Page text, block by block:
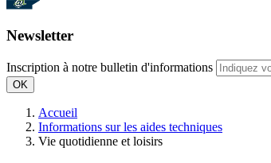
Newsletter
Inscription à notre bulletin d'informations
OK
Accueil
Informations sur les aides techniques
Vie quotidienne et loisirs